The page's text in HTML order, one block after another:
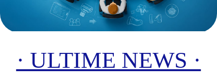
· ULTIME NEWS ·